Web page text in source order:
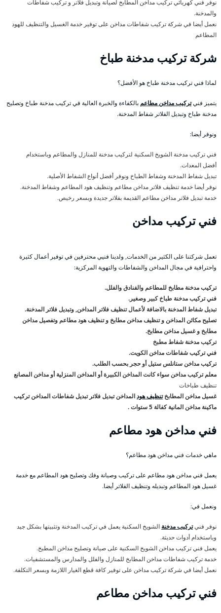
نوفر فني كهربائي تركيب مداخن المطابخ لصيانة وتبديل فلاتر و تركيب شفاطات
والمدخنة.
نعمل أيضا في شركة تركيب شفاطات مداخن على توفير خدمة الغسيل والتنظيف للهود
المطاعم
شركة تركيب مدخنة طباخ
لماذا فني تركيب مدخنة طباخ هو الأفضل؟
يتميز فنيتركيب مداخن مطاعم بالكفاءة والخبرة العالية في تركيب مدخنة طباخ وتصليح
مدخنة طباخ وتبديل الفلاتر شفاط المدخنة.
ونوفر أيضا:
فني تركيب مدخنة الشويخ السكنية لتركيب مدخنة للمنازل والمطاعم وباستخدام
أفضل المعدات.
تبديل شفاط المدخنة وشفاط الطباخ ونوفر أفضل أنواع الشفاط الأصلية.
نوفر أيضا خدمة تنظيف فلاتر مداخن مطاعم وتنظيف هود المطاعم وشفاط المدخنة.
خدمة تبديل فلاتر مداخن مطاعم القديمة بفلاتر جديدة وبسعر رخيص.
فني تركيب مداخن
تعمل شركتنا على الكثير من الخدمات, ولدينا فنيي محترفين في توفير أعمال كثيرة
واحترافية في مجال المداخن والشفاطات والتهوية المركزية:
تركيب مدخنة مطابخ للمطاعم والفنادق والفلل.
فني تركيب مدخنة طباخ كبير وصغير.
تبديل شفاط المدخنة بالاضافة لأعمال تنظيف فلاتر المداخن, وتبديل فلاتر المدخنة.
تصليح مكائن المداخن و تنظيف مداخن مطابخ و تنظيف هود مطاعم وتفصيل مداخن
مطابخ و غسيل مداخن مطابخ.
تركيب مدخنة شفاط مطبخ
فني تركيب شفاطات مداخن الكويت.
تركيب مداخن ستانلس ستيل أو حجر بحسب الطلب.
معلم تركيب مداخن سواء كانت المداخن الكبيرة أو المداخن المنزلية أو مداخن المصانع
تنظيف طباخات
غسيل مداخن المطابختنظيف هودالمداخن تبديل فلاتر تبديل شفاطات المداخن تركيب
ماكينة مداخن المانية كفالة 5 ستوات .
فني مداخن هود مطاعم
ماهي خدمات فني مداخن هود مطاعم؟
يعمل فني مداخن هود مطاعم على تركيب وصيانة وفك وتصليح هود المطاعم مع خدمة
غسيل هود المطاعم وتبديله وتنظيف الفلاتر أيضا.
ونعمل في:
نوفر فنيتركيب مدخنة الشويخ السكنية يعمل في تركيب المدخنة وتثبيتها بشكل جيد
وباستخدام أدوات حديثة.
يعمل فني تركيب مداخن الشويخ السكنية على صيانة وتصليح مداخن المطبخ.
خدمة تركيب شفاطات مداخن المطابخ للمنازل والفلل والمدارس والمستشفيات.
نعمل أيضا في شركة تركيب مداخن على توفير كافة قطع الغيار اللازمة وبسعر التكلفة.
فني تركيب مداخن مطاعم